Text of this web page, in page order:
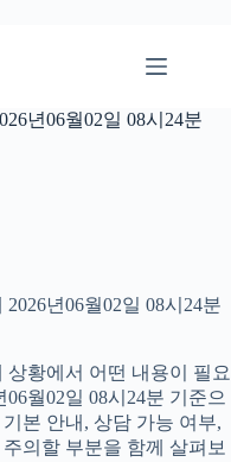
년06월02일 08시24분
년06월02일 08시24분
상황에서 어떤 내용이 필요
월02일 08시24분 기준으
본 안내, 상담 가능 여부,
의할 부분을 함께 살펴보